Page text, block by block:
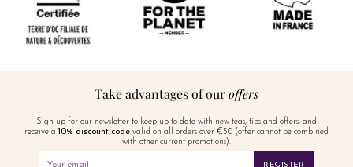
Take advantages of ouroffers
Sign up for our newsletter to keep up to date with new teas, tips and offers, and
receive a
10% discount code valid on all orders over €50 (offer cannot be combined
with other current promotions).
REGISTER